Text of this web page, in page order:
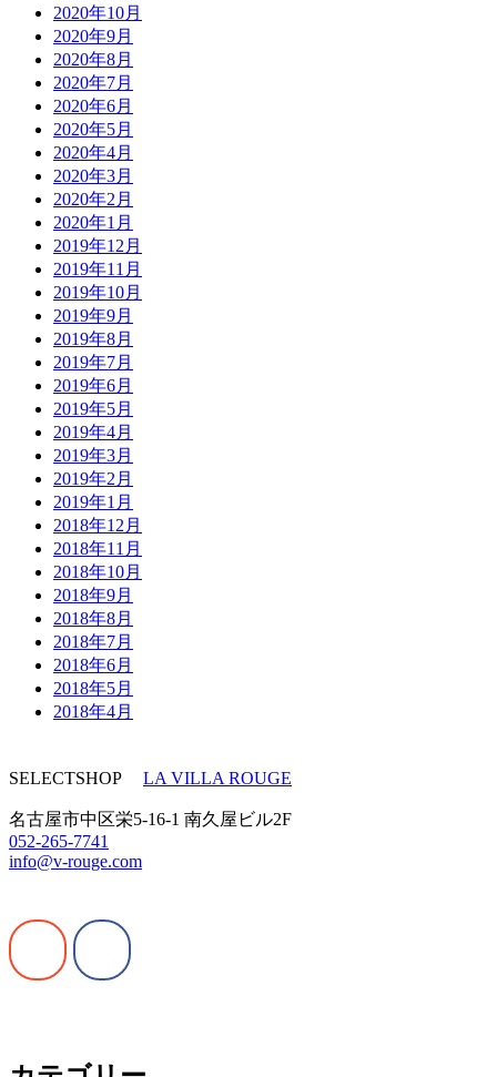
2020年10月
2020年9月
2020年8月
2020年7月
2020年6月
2020年5月
2020年4月
2020年3月
2020年2月
2020年1月
2019年12月
2019年11月
2019年10月
2019年9月
2019年8月
2019年7月
2019年6月
2019年5月
2019年4月
2019年3月
2019年2月
2019年1月
2018年12月
2018年11月
2018年10月
2018年9月
2018年8月
2018年7月
2018年6月
2018年5月
2018年4月
SELECTSHOP LA VILLA ROUGE
名古屋市中区栄5-16-1 南久屋ビル2F
052-265-7741
info@v-rouge.com